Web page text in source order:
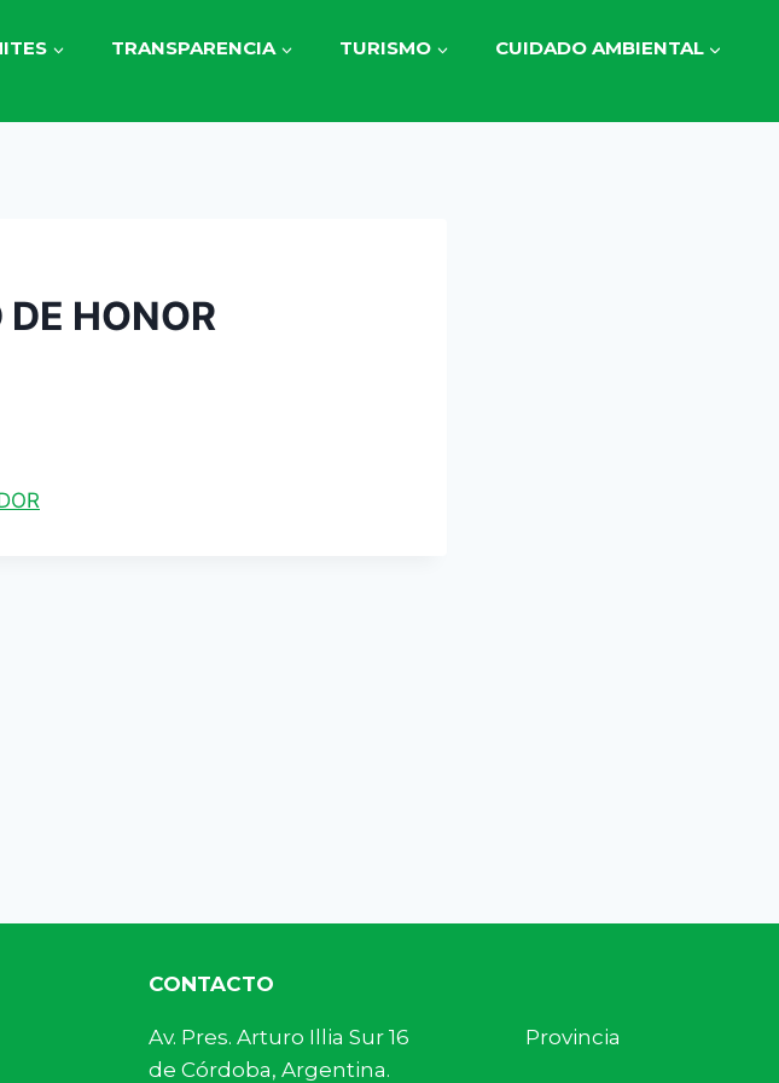
TRANSPARENCIA TURISMO
CUIDADO AMBIENTAL
HONOR
CONTACTO
Av. Pres. Arturo Illia Sur 16 Provincia
de Córdoba, Argentina.